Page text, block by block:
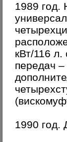
1989 год.
кВт/116
передач –
1990 год.